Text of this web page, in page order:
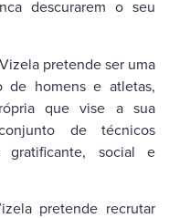
descurarem o seu
pretende ser uma
de homens e atletas,
que vise a sua
de técnicos
gratificante, social e
pretende recrutar